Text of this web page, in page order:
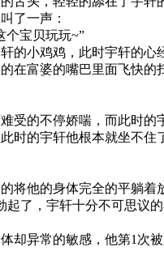
了一声：
个宝贝玩玩~”
的小鸡鸡，此时宇轩的
在富婆的嘴巴里面飞快的
受的不停娇喘，而此时的
时的宇轩他根本就坐不住
他的身体完全的平躺着
了，宇轩十分不可思议的
却异常的敏感，他第1次